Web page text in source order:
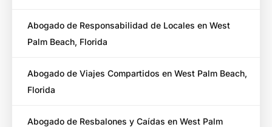
Abogado de Responsabilidad de Locales en West
Palm Beach, Florida
Abogado de Viajes Compartidos en West Palm Beach,
Florida
Abogado de Resbalones y Caídas en West Palm